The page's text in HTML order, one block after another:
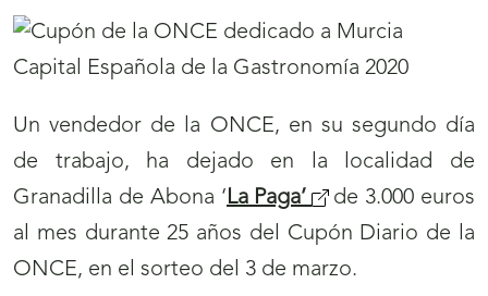
Un vendedor de la ONCE, en su segundo día
de trabajo, ha dejado en la localidad de
Granadilla de Abona ‘La Paga’
de 3.000 euros
al mes durante 25 años del Cupón Diario de la
ONCE, en el sorteo del 3 de marzo.